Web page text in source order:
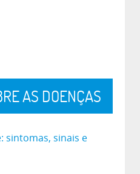
AS DOENÇAS
sintomas, sinais e